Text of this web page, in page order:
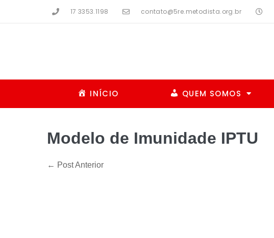
17 3353.1198 contato@5re.metodista.org.br
INÍCIO QUEM SOMOS
Modelo de Imunidade IPTU
← Post Anterior